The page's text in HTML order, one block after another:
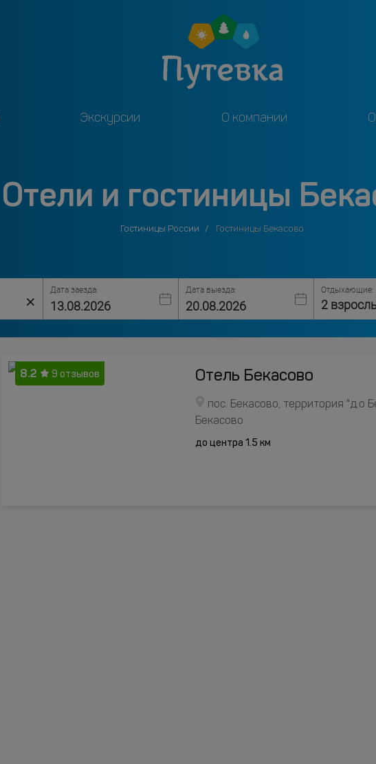
Экскурсии О компании
Отели и гостиницы
Гостиницы России Гостиницы Бекасово
×
Дата заезда: Дата выезда: Отдыхающие:
2
8.2 9 отзывов Отель Бекасово
пос. Бекасово, территория "д.о
Бекасово
до центра 1.5 км